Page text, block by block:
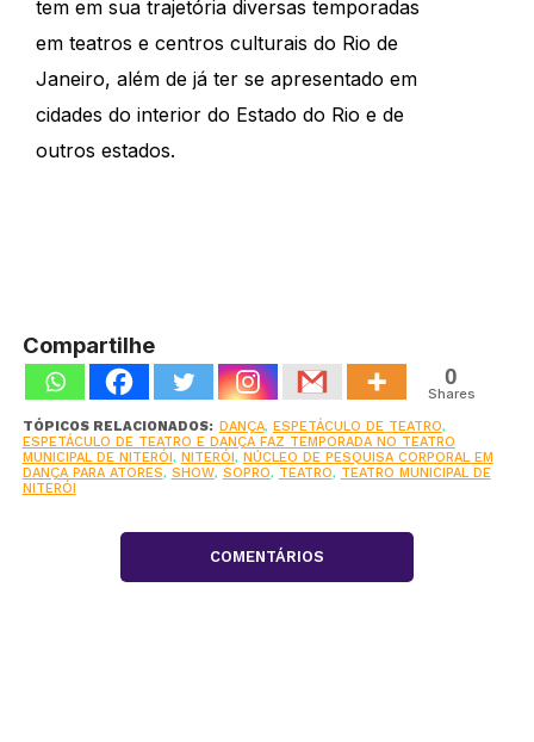
tem em sua trajetória diversas temporadas
em teatros e centros culturais do Rio de
Janeiro, além de já ter se apresentado em
cidades do interior do Estado do Rio e de
outros estados.
Compartilhe
0
Shares
TÓPICOS RELACIONADOS: DANÇA, ESPETÁCULO DE TEATRO,
ESPETÁCULO DE TEATRO E DANÇA FAZ TEMPORADA NO TEATRO
MUNICIPAL DE NITERÓI , NITERÓI , NÚCLEO DE PESQUISA CORPORAL EM
DANÇA PARA ATORES, SHOW, SOPRO, TEATRO, TEATRO MUNICIPAL DE
NITERÓI
COMENTÁRIOS